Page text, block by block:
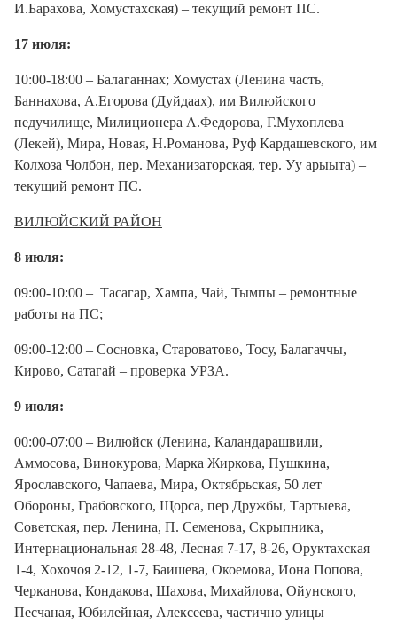
И.Барахова, Хомустахская) – текущий ремонт ПС.
17 июля:
10:00-18:00 – Балаганнах; Хомустах (Ленина часть,
Баннахова, А.Егорова (Дуйдаах), им Вилюйского
педучилище, Милиционера А.Федорова, Г.Мухоплева
(Лекей), Мира, Новая, Н.Романова, Руф Кардашевского, им
Колхоза Чолбон, пер. Механизаторская, тер. Уу арыыта) –
текущий ремонт ПС.
ВИЛЮЙСКИЙ РАЙОН
8 июля:
09:00-10:00 – Тасагар, Хампа, Чай, Тымпы – ремонтные
работы на ПС;
09:00-12:00 – Сосновка, Староватово, Тосу, Балагаччы,
Кирово, Сатагай – проверка УРЗА.
9 июля:
00:00-07:00 – Вилюйск (Ленина, Каландарашвили,
Аммосова, Винокурова, Марка Жиркова, Пушкина,
Ярославского, Чапаева, Мира, Октябрьская, 50 лет
Обороны, Грабовского, Щорса, пер Дружбы, Тартыева,
Советская, пер. Ленина, П. Семенова, Скрыпника,
Интернациональная 28-48, Лесная 7-17, 8-26, Оруктахская
1-4, Хохочоя 2-12, 1-7, Баишева, Окоемова, Иона Попова,
Черканова, Кондакова, Шахова, Михайлова, Ойунского,
Песчаная, Юбилейная, Алексеева, частично улицы